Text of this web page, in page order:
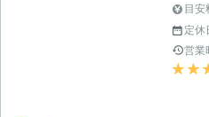
目安
定休
営業